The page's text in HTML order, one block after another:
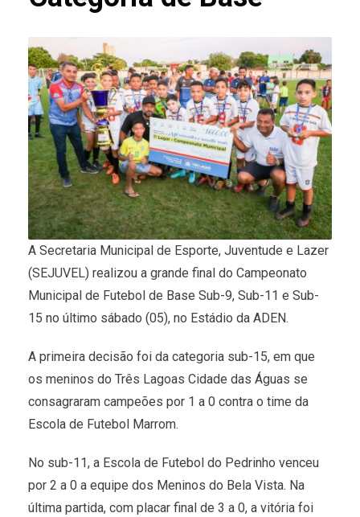
A Secretaria Municipal de Esporte, Juventude e Lazer
(SEJUVEL) realizou a grande final do Campeonato
Municipal de Futebol de Base Sub-9, Sub-11 e Sub-
15 no último sábado (05), no Estádio da ADEN.
A primeira decisão foi da categoria sub-15, em que
os meninos do Três Lagoas Cidade das Águas se
consagraram campeões por 1 a 0 contra o time da
Escola de Futebol Marrom.
No sub-11, a Escola de Futebol do Pedrinho venceu
por 2 a 0 a equipe dos Meninos do Bela Vista. Na
última partida, com placar final de 3 a 0, a vitória foi